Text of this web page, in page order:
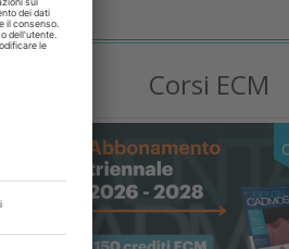
Corsi ECM